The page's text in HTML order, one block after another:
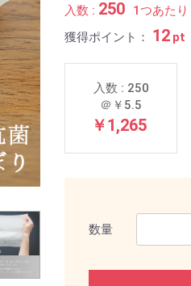
入数 : 250 1つあたり
獲得ポイント： 12 pt
入数 : 250
＠￥5.5
￥1,265
数量